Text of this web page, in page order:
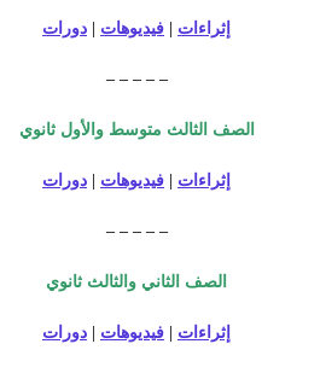
إثراءات فيديوهات دورات
– – – – –
الصف الثالث متوسط والأول ثانوي
إثراءات فيديوهات دورات
– – – – –
الصف الثاني والثالث ثانوي
إثراءات فيديوهات دورات